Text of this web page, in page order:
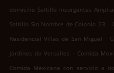
domicilio Saltillo Insurgentes
Saltillo Sin Nombre de Colonia 23 .
Residencial Villas de San Miguel .
Jardines de Versalles . Comida
Comida Mexicana con servicio a